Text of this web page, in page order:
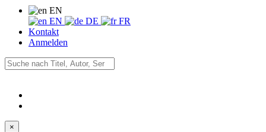
EN
EN
DE
FR
Kontakt
Anmelden
×